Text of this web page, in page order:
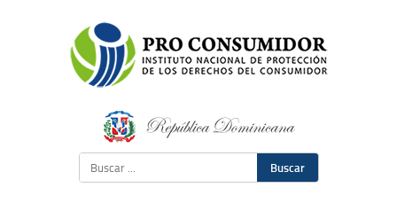
Buscar